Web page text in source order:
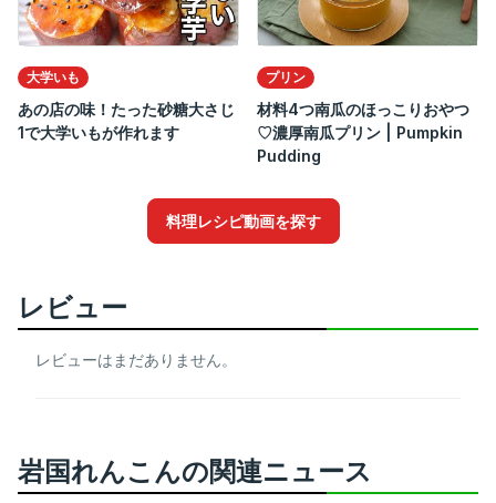
大学いも
あの店の味！たった砂糖大さじ
1で大学いもが作れます
プリン
材料4つ南瓜のほっこりおやつ
♡濃厚南瓜プリン | Pumpkin
Pudding
料理レシピ動画を探す
レビュー
レビューはまだありません。
岩国れんこんの関連ニュース